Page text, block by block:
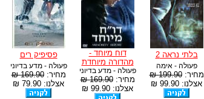
בלתי נראה 2
פעולה - אימה
מחיר:199.90 ₪
אצלנו: 99.90 ₪
דוח מיוחד -
מהדורה מיוחדת
פעולה - מדע בדיוני
מחיר:169.90 ₪
אצלנו: 99.90 ₪
פסיפיק רים
פעולה - מדע בדיוני
מחיר:169.90 ₪
אצלנו: 79.90 ₪